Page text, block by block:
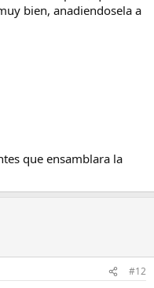
bien, anadiendosela a
que ensamblara la
#12